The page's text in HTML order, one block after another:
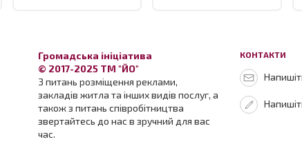
Громадська ініціатива
© 2017-2025 ТМ "ЙО"
З питань розміщення реклами,
закладів житла та інших видів послуг, а
також з питань співробітництва
звертайтесь до нас в зручний для вас
час.
КОНТАКТИ